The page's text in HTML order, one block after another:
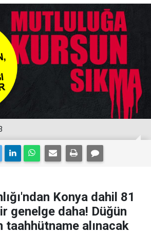
Konya dahil 81
genelge daha! Düğün
taahhütname alınacak